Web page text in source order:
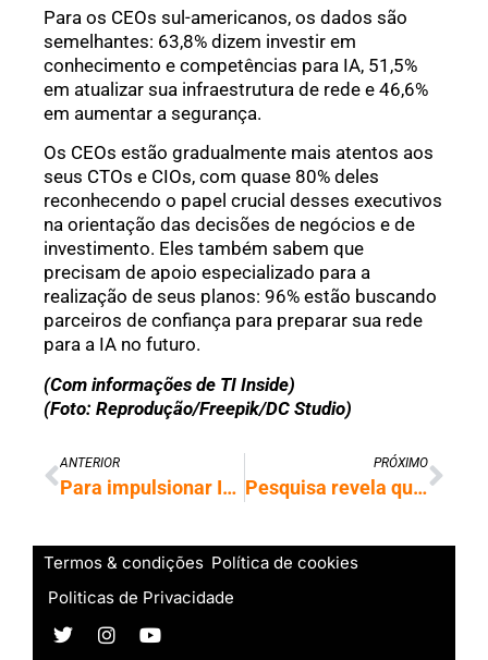
Para os CEOs sul-americanos, os dados são
semelhantes: 63,8% dizem investir em
conhecimento e competências para IA, 51,5%
em atualizar sua infraestrutura de rede e 46,6%
em aumentar a segurança.
Os CEOs estão gradualmente mais atentos aos
seus CTOs e CIOs, com quase 80% deles
reconhecendo o papel crucial desses executivos
na orientação das decisões de negócios e de
investimento. Eles também sabem que
precisam de apoio especializado para a
realização de seus planos: 96% estão buscando
parceiros de confiança para preparar sua rede
para a IA no futuro.
(Com informações de TI Inside)
(Foto: Reprodução/Freepik/DC Studio)
ANTERIOR
Para impulsionar IA, big techs investem 8 bilhões em reatores nucleares
PRÓXIMO
Pesquisa revela que resumos de notícias gerados por IA apresentam erros
Termos & condições Política de cookies
Politicas de Privacidade